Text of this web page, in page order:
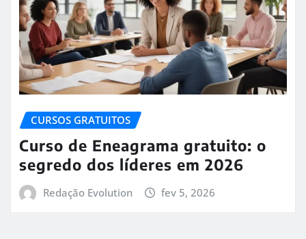
CURSOS GRATUITOS
Curso de Eneagrama gratuito: o
segredo dos líderes em 2026
Redação Evolution fev 5, 2026